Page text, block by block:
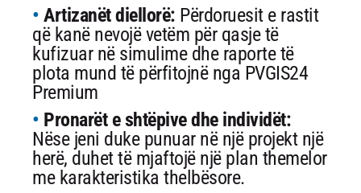
Artizanët diellorë: Përdoruesit e rastit
që kanë nevojë vetëm për qasje të
kufizuar në simulime dhe raporte të
plota mund të përfitojnë nga PVGIS24
Premium
Pronarët e shtëpive dhe individët:
Nëse jeni duke punuar në një projekt një
herë, duhet të mjaftojë një plan themelor
me karakteristika thelbësore.